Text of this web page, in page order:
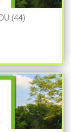
(44)